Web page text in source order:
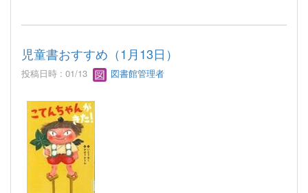
児童書おすすめ（1月13日）
投稿日時 : 01/13 図書館管理者